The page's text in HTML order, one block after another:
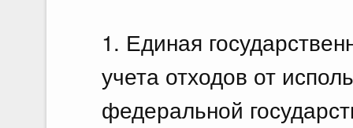
1. Единая
учета отходов от
федеральной